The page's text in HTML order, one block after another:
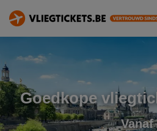
Goedkope
Vanaf